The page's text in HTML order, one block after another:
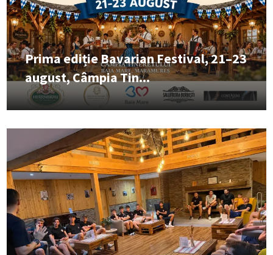
Prima ediție Bavarian Festival, 21–23
august, Câmpia Tin...